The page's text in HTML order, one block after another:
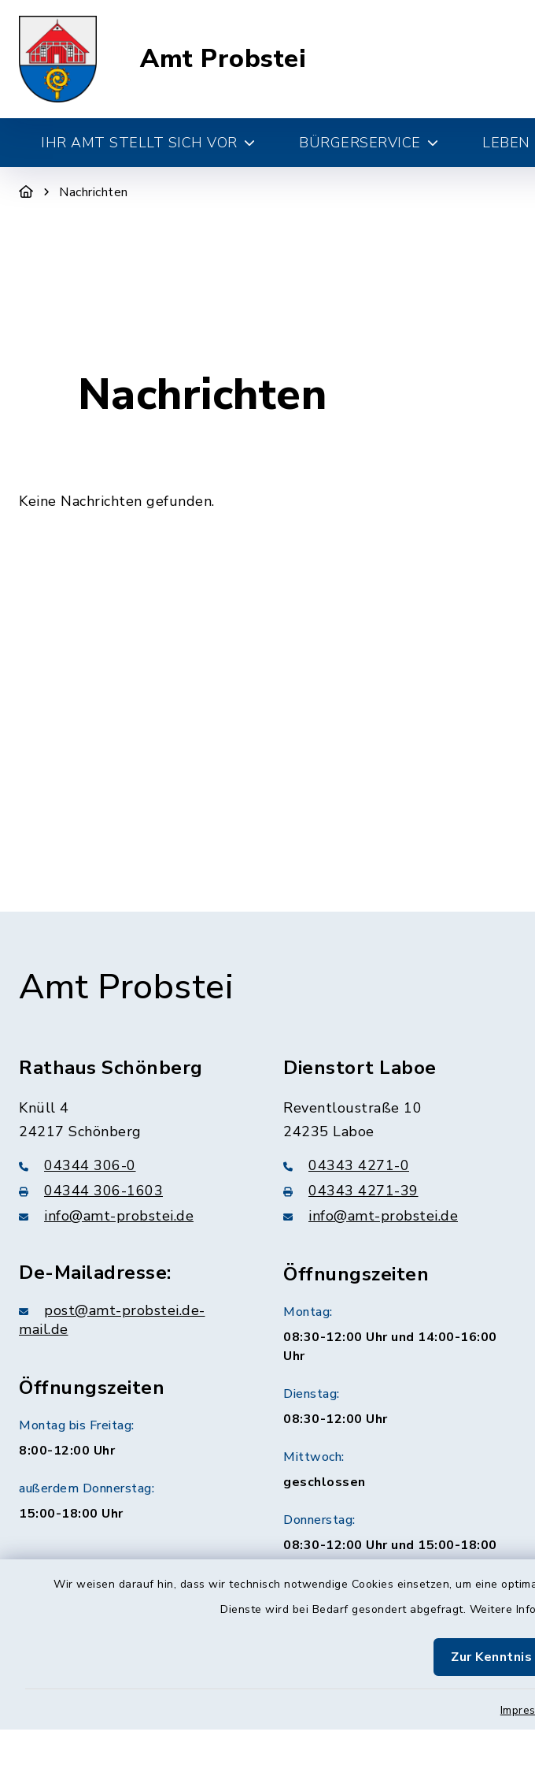
Wir weisen darauf hin, dass wir technisch notwendige Cookies einsetzen, um eine
Dienste wird bei Bedarf gesondert abgefragt. Weitere
Zur
Amt Probstei
IHR AMT STELLT SICH VOR BÜRGERSERVICE LEBEN
Nachrichten
Nachrichten
Keine Nachrichten gefunden.
Amt Probstei
Rathaus Schönberg
Knüll 4
24217 Schönberg
04344 306-0
04344 306-1603
info@amt-probstei.de
De-Mailadresse:
post@amt-probstei.de-
mail.de
Öffnungszeiten
Montag bis Freitag:
8:00-12:00 Uhr
außerdem Donnerstag:
15:00-18:00 Uhr
Dienstort Laboe
Reventloustraße 10
24235 Laboe
04343 4271-0
04343 4271-39
info@amt-probstei.de
Öffnungszeiten
Montag:
08:30-12:00 Uhr und 14:00-16:00
Uhr
Dienstag:
08:30-12:00 Uhr
Mittwoch:
geschlossen
Donnerstag:
08:30-12:00 Uhr und 15:00-18:00
Uhr
Freitag: